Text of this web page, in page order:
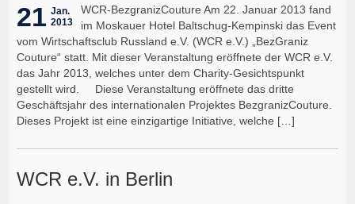
21 Jan.
2013
WCR-BezgranizCouture Am 22. Januar 2013 fand
im Moskauer Hotel Baltschug-Kempinski das Event
vom Wirtschaftsclub Russland e.V. (WCR e.V.) „BezGraniz
Couture“ statt. Mit dieser Veranstaltung eröffnete der WCR e.V.
das Jahr 2013, welches unter dem Charity-Gesichtspunkt
gestellt wird. Diese Veranstaltung eröffnete das dritte
Geschäftsjahr des internationalen Projektes BezgranizCouture.
Dieses Projekt ist eine einzigartige Initiative, welche […]
WCR e.V. in Berlin